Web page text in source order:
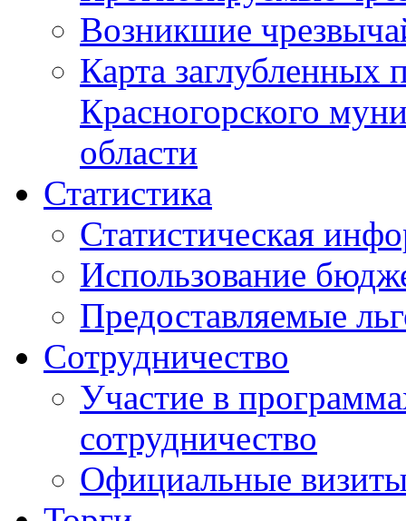
Возникшие
Карта
Красногорского
области
Статистика
Статистическая
Использование
Предоставляемые
Сотрудничество
Участие в
сотрудничество
Официальные